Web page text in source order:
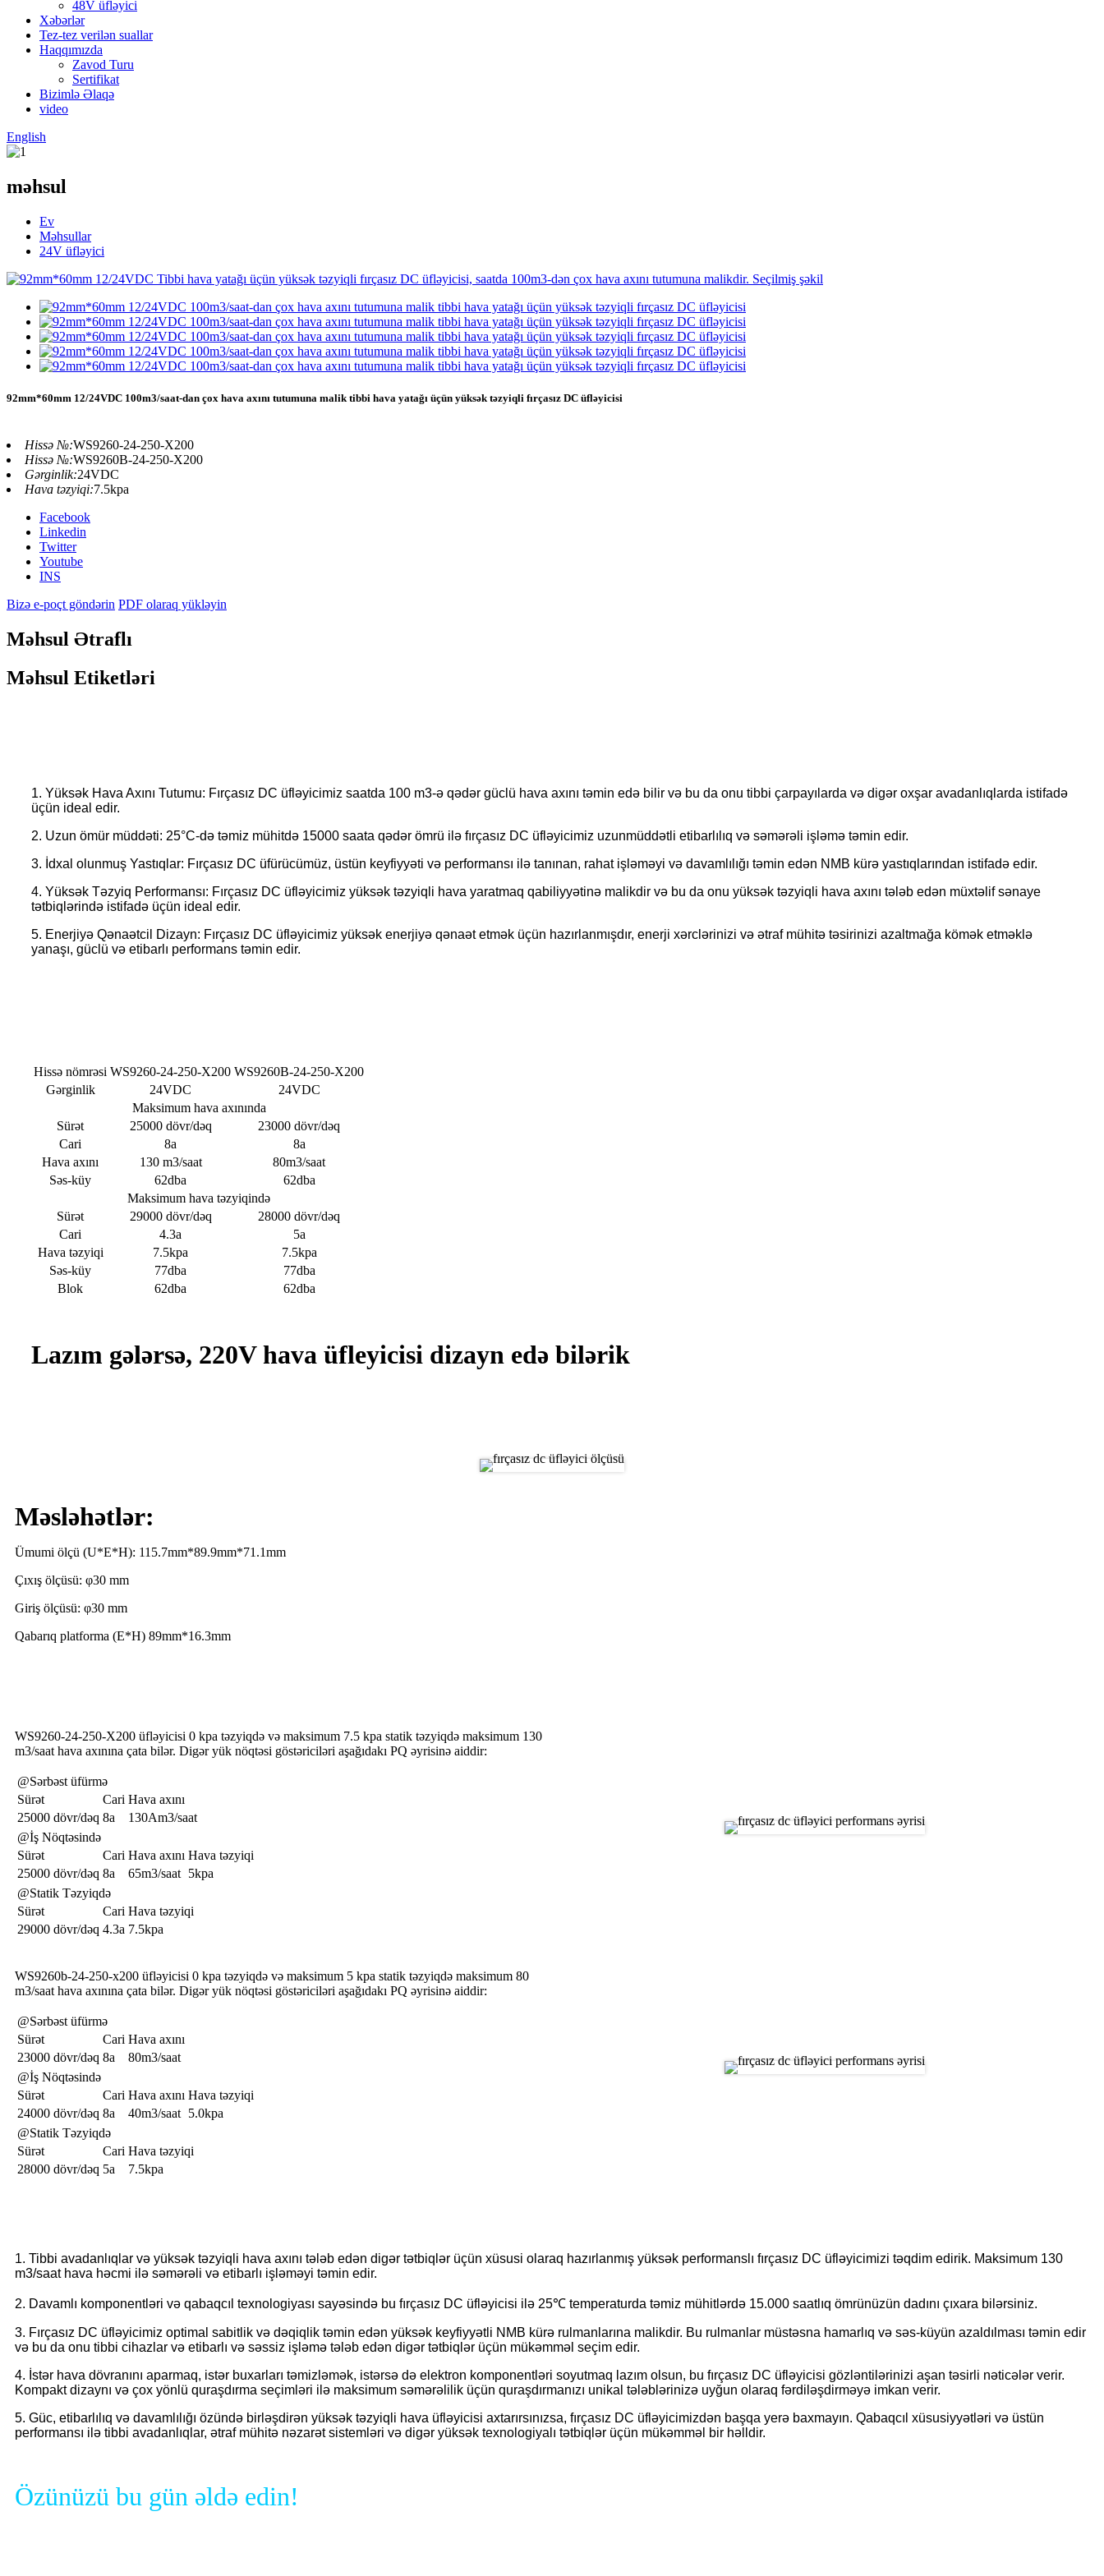
48V üfləyici
Xəbərlər
Tez-tez verilən suallar
Haqqımızda
Zavod Turu
Sertifikat
Bizimlə Əlaqə
video
English
məhsul
Ev
Məhsullar
24V üfləyici
92mm*60mm 12/24VDC 100m3/saat-dan çox hava axını tutumuna malik tibbi hava yatağı üçün yüksək təzyiqli fırçasız DC üfləyicisi
Hissə №:WS9260-24-250-X200
Hissə №:WS9260B-24-250-X200
Gərginlik:24VDC
Hava təzyiqi:7.5kpa
Facebook
Linkedin
Twitter
Youtube
INS
Bizə e-poçt göndərin PDF olaraq yükləyin
Məhsul Ətraflı
Məhsul Etiketləri
1. Yüksək Hava Axını Tutumu: Fırçasız DC üfləyicimiz saatda 100 m3-ə qədər güclü hava axını təmin edə bilir və bu da onu tibbi çarpayılarda və digər oxşar avadanlıqlarda istifadə
üçün ideal edir.
2. Uzun ömür müddəti: 25°C-də təmiz mühitdə 15000 saata qədər ömrü ilə fırçasız DC üfləyicimiz uzunmüddətli etibarlılıq və səmərəli işləmə təmin edir.
3. İdxal olunmuş Yastıqlar: Fırçasız DC üfürücümüz, üstün keyfiyyəti və performansı ilə tanınan, rahat işləməyi və davamlılığı təmin edən NMB kürə yastıqlarından istifadə edir.
4. Yüksək Təzyiq Performansı: Fırçasız DC üfləyicimiz yüksək təzyiqli hava yaratmaq qabiliyyətinə malikdir və bu da onu yüksək təzyiqli hava axını tələb edən müxtəlif sənaye
tətbiqlərində istifadə üçün ideal edir.
5. Enerjiyə Qənaətcil Dizayn: Fırçasız DC üfləyicimiz yüksək enerjiyə qənaət etmək üçün hazırlanmışdır, enerji xərclərinizi və ətraf mühitə təsirinizi azaltmağa kömək etməklə
yanaşı, güclü və etibarlı performans təmin edir.
Hissə nömrəsi WS9260-24-250-X200 WS9260B-24-250-X200
Gərginlik
24VDC
24VDC
Maksimum hava axınında
Sürət
25000 dövr/dəq
23000 dövr/dəq
Cari
8a
8a
Hava axını
130 m3/saat
80m3/saat
Səs-küy
62dba
62dba
Maksimum hava təzyiqində
Sürət
29000 dövr/dəq
28000 dövr/dəq
Cari
4.3a
5a
Hava təzyiqi
7.5kpa
7.5kpa
Səs-küy
77dba
77dba
Blok
62dba 62dba
Lazım gələrsə, 220V hava üfleyicisi dizayn edə bilərik
Məsləhətlər:
Ümumi ölçü (U*E*H): 115.7mm*89.9mm*71.1mm
Çıxış ölçüsü: φ30 mm
Giriş ölçüsü: φ30 mm
Qabarıq platforma (E*H) 89mm*16.3mm
WS9260-24-250-X200 üfləyicisi 0 kpa təzyiqdə və maksimum 7.5 kpa statik təzyiqdə maksimum 130
m3/saat hava axınına çata bilər. Digər yük nöqtəsi göstəriciləri aşağıdakı PQ əyrisinə aiddir:
@Sərbəst üfürmə
Sürət
Cari Hava axını
25000 dövr/dəq 8a
130Am3/saat
@İş Nöqtəsində
Sürət
Cari Hava axını Hava təzyiqi
25000 dövr/dəq 8a 65m3/saat 5kpa
@Statik Təzyiqdə
Sürət
Cari Hava təzyiqi
29000 dövr/dəq 4.3a 7.5kpa
WS9260b-24-250-x200 üfləyicisi 0 kpa təzyiqdə və maksimum 5 kpa statik təzyiqdə maksimum 80
m3/saat hava axınına çata bilər. Digər yük nöqtəsi göstəriciləri aşağıdakı PQ əyrisinə aiddir:
@Sərbəst üfürmə
Sürət
Cari Hava axını
23000 dövr/dəq 8a
80m3/saat
@İş Nöqtəsində
Sürət
Cari Hava axını Hava təzyiqi
24000 dövr/dəq 8a 40m3/saat 5.0kpa
@Statik Təzyiqdə
Sürət
Cari Hava təzyiqi
28000 dövr/dəq 5a 7.5kpa
1. Tibbi avadanlıqlar və yüksək təzyiqli hava axını tələb edən digər tətbiqlər üçün xüsusi olaraq hazırlanmış yüksək performanslı fırçasız DC üfləyicimizi təqdim edirik. Maksimum 130
m3/saat hava həcmi ilə səmərəli və etibarlı işləməyi təmin edir.
2. Davamlı komponentləri və qabaqcıl texnologiyası sayəsində bu fırçasız DC üfləyicisi ilə 25℃ temperaturda təmiz mühitlərdə 15.000 saatlıq ömrünüzün dadını çıxara bilərsiniz.
3. Fırçasız DC üfləyicimiz optimal sabitlik və dəqiqlik təmin edən yüksək keyfiyyətli NMB kürə rulmanlarına malikdir. Bu rulmanlar müstəsna hamarlıq və səs-küyün azaldılması təmin edir
və bu da onu tibbi cihazlar və etibarlı və səssiz işləmə tələb edən digər tətbiqlər üçün mükəmməl seçim edir.
4. İstər hava dövranını aparmaq, istər buxarları təmizləmək, istərsə də elektron komponentləri soyutmaq lazım olsun, bu fırçasız DC üfləyicisi gözləntilərinizi aşan təsirli nəticələr verir.
Kompakt dizaynı və çox yönlü quraşdırma seçimləri ilə maksimum səmərəlilik üçün quraşdırmanızı unikal tələblərinizə uyğun olaraq fərdiləşdirməyə imkan verir.
5. Güc, etibarlılıq və davamlılığı özündə birləşdirən yüksək təzyiqli hava üfləyicisi axtarırsınızsa, fırçasız DC üfləyicimizdən başqa yerə baxmayın. Qabaqcıl xüsusiyyətləri və üstün
performansı ilə tibbi avadanlıqlar, ətraf mühitə nəzarət sistemləri və digər yüksək texnologiyalı tətbiqlər üçün mükəmməl bir həlldir.
Özünüzü bu gün əldə edin!